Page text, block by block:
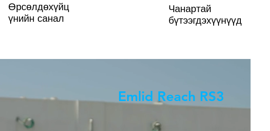
Өрсөлдөхүйц
үнийн санал
Чанартай
бүтээгдэхүүнүүд
Emlid Reach RS3